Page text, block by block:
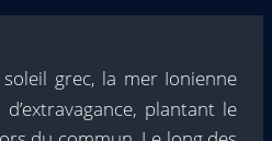
grec, la mer Ionienne
plantant le